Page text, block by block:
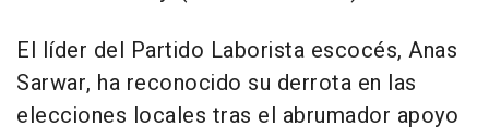
El líder del Partido Laborista escocés, Anas
Sarwar, ha reconocido su derrota en las
elecciones locales tras el abrumador apoyo